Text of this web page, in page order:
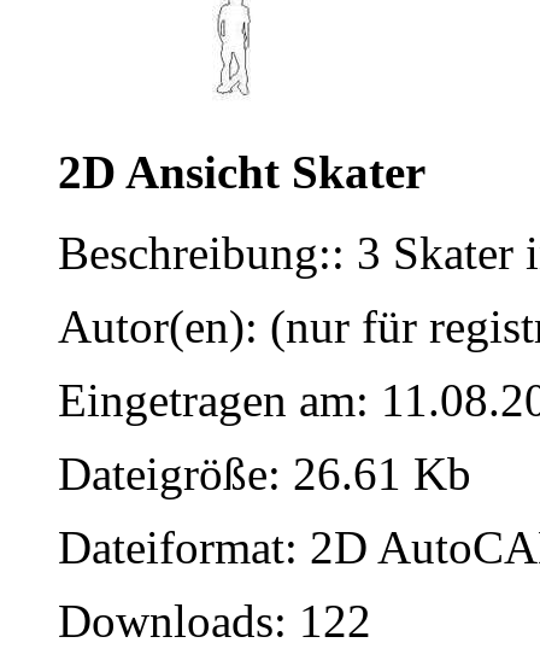
2D Ansicht Skater
Beschreibung:: 3 Skater
Autor(en): (nur für
Eingetragen am:
Dateigröße: 26.61 Kb
Dateiformat: 2D
Downloads: 122